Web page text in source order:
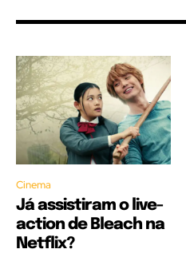
Cinema
Já assistiram o live-
action de Bleach na
Netflix?